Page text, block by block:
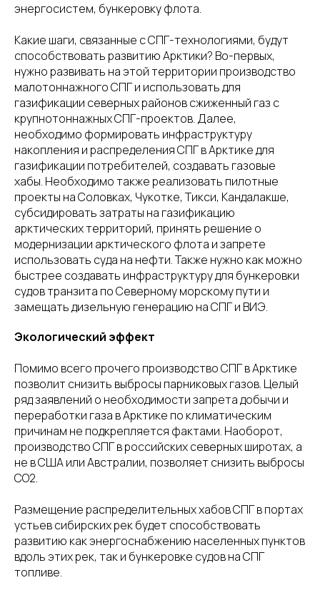
энергосистем, бункеровку флота.
Какие шаги, связанные с СПГ-технологиями, будут
способствовать развитию Арктики? Во-первых,
нужно развивать на этой территории производство
малотоннажного СПГ и использовать для
газификации северных районов сжиженный газ с
крупнотоннажных СПГ-проектов. Далее,
необходимо формировать инфраструктуру
накопления и распределения СПГ в Арктике для
газификации потребителей, создавать газовые
хабы. Необходимо также реализовать пилотные
проекты на Соловках, Чукотке, Тикси, Кандалакше,
субсидировать затраты на газификацию
арктических территорий, принять решение о
модернизации арктического флота и запрете
использовать суда на нефти. Также нужно как можно
быстрее создавать инфраструктуру для бункеровки
судов транзита по Северному морскому пути и
замещать дизельную генерацию на СПГ и ВИЭ.
Экологический эффект
Помимо всего прочего производство СПГ в Арктике
позволит снизить выбросы парниковых газов. Целый
ряд заявлений о необходимости запрета добычи и
переработки газа в Арктике по климатическим
причинам не подкрепляется фактами. Наоборот,
производство СПГ в российских северных широтах, а
не в США или Австралии, позволяет снизить выбросы
СО2.
Размещение распределительных хабов СПГ в портах
устьев сибирских рек будет способствовать
развитию как энергоснабжению населенных пунктов
вдоль этих рек, так и бункеровке судов на СПГ
топливе.